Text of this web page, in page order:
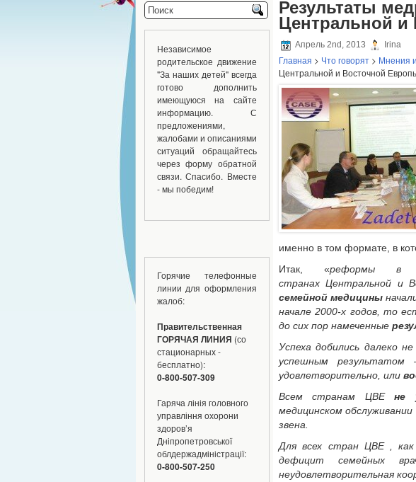
Независимое
родительское движение
"За наших детей" всегда
готово дополнить
имеющуюся на сайте
информацию. С
предложениями,
жалобами и описаниями
ситуаций обращайтесь
через форму обратной
связи. Спасибо. Вместе
- мы победим!
Горячие телефонные
линии для оформления
жалоб:
Правительственная
ГОРЯЧАЯ ЛИНИЯ (со
стационарных -
бесплатно):
0-800-507-309
Гаряча лінія головного
управління охорони
здоров’я
Дніпропетровської
облдержадміністрації:
0-800-507-250
Результаты
Центральной
Апрель 2nd, 2013 Irina
Главная > Что говорят > Мнения
Центральной и Восточной
именно в том формате, в
Итак, «реформы в
странах Центральной и
семейной медицины
начале 2000-х годов, то
до сих пор намеченные
Успеха добились далеко
успешным результатом
удовлетворительно, или
Всем странам ЦВЕне
медицинском
звена.
Для всех стран ЦВЕ ,
дефицит семейных
неудовлетворительная